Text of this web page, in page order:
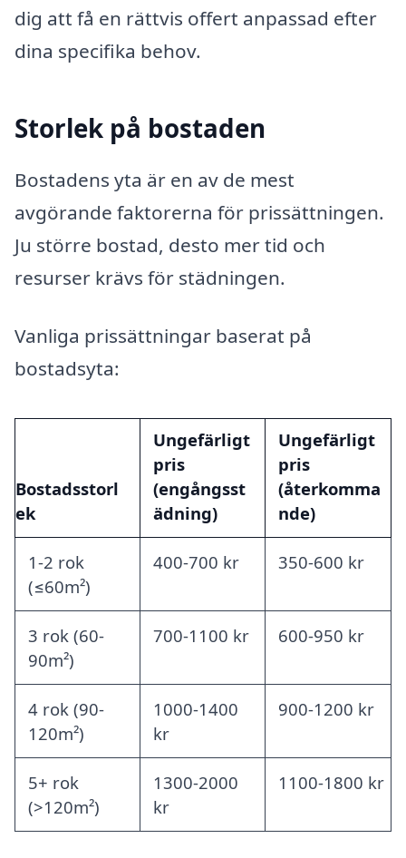
dig att få en rättvis offert anpassad efter
dina specifika behov.
Storlek på bostaden
Bostadens yta är en av de mest
avgörande faktorerna för prissättningen.
Ju större bostad, desto mer tid och
resurser krävs för städningen.
Vanliga prissättningar baserat på
bostadsyta:
Bostadsstorl
ek
Ungefärligt
pris
(engångsst
ädning)
Ungefärligt
pris
(återkomma
nde)
1-2 rok
(≤60m²)
400-700 kr 350-600 kr
3 rok (60-
90m²)
700-1100 kr 600-950 kr
4 rok (90-
120m²)
1000-1400
kr
900-1200 kr
5+ rok
(>120m²)
1300-2000
kr
1100-1800 kr